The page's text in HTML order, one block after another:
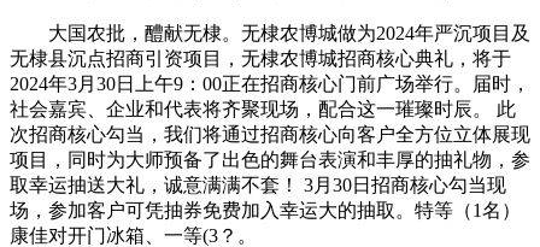
大国农批，醴献无棣。无棣农博城做为2024年严沉项目及
无棣县沉点招商引资项目，无棣农博城招商核心典礼，将于
2024年3月30日上午9：00正在招商核心门前广场举行。届时，
社会嘉宾、企业和代表将齐聚现场，配合这一璀璨时辰。 此
次招商核心勾当，我们将通过招商核心向客户全方位立体展现
项目，同时为大师预备了出色的舞台表演和丰厚的抽礼物，参
取幸运抽送大礼，诚意满满不套！ 3月30日招商核心勾当现
场，参加客户可凭抽券免费加入幸运大的抽取。特等（1名）
康佳对开门冰箱、一等(3？。